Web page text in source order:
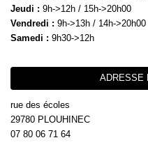
Jeudi : 9h->12h / 15h->20h00
Vendredi : 9h->13h / 14h->20h00
Samedi : 9h30->12h
ADRESSE
rue des écoles
29780 PLOUHINEC
07 80 06 71 64